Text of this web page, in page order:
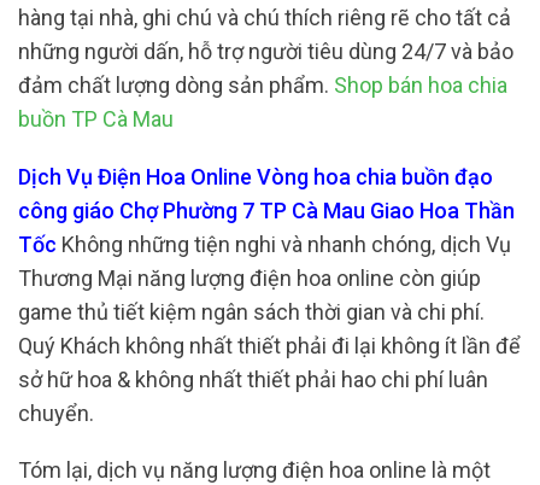
hàng tại nhà, ghi chú và chú thích riêng rẽ cho tất cả
những người dấn, hỗ trợ người tiêu dùng 24/7 và bảo
đảm chất lượng dòng sản phẩm. Shop bán hoa chia
buồn TP Cà Mau
Dịch Vụ Điện Hoa Online Vòng hoa chia buồn đạo
công giáo Chợ Phường 7 TP Cà Mau Giao Hoa Thần
Tốc Không những tiện nghi và nhanh chóng, dịch Vụ
Thương Mại năng lượng điện hoa online còn giúp
game thủ tiết kiệm ngân sách thời gian và chi phí.
Quý Khách không nhất thiết phải đi lại không ít lần để
sở hữ hoa & không nhất thiết phải hao chi phí luân
chuyển.
Tóm lại, dịch vụ năng lượng điện hoa online là một